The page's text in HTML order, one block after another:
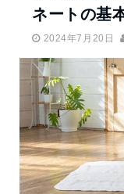
ネートの基
2024年7月20日